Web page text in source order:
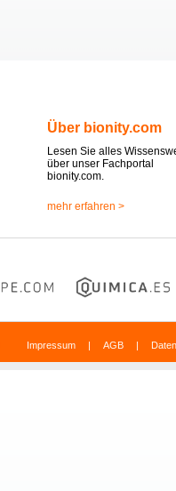
Über bionity.com
Lesen Sie alles
über unser Fachportal
bionity.com.
mehr erfahren >
Impressum | AGB |